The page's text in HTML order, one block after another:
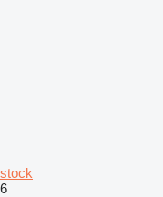
stock
6